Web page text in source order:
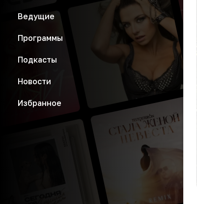
Ведущие
Программы
Подкасты
Новости
Избранное